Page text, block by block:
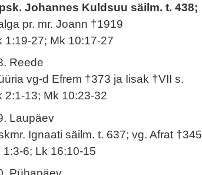
Johannes Kuldsuu säilm. t. 438;
pr. mr. Joann †1919
1:19-27; Mk 10:17-27
Reede
vg-d Efrem †373 ja Iisak †VII s.
2:1-13; Mk 10:23-32
Laupäev
Ignaati säilm. t. 637; vg. Afrat †345
1:3-6; Lk 16:10-15